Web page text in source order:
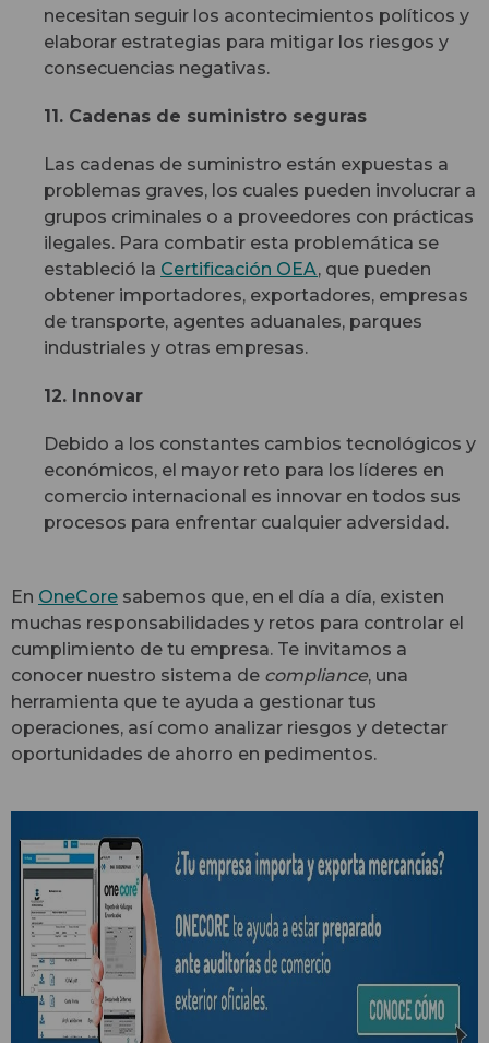
necesitan seguir los acontecimientos políticos y
elaborar estrategias para mitigar los riesgos y
consecuencias negativas.
11. Cadenas de suministro seguras
Las cadenas de suministro están expuestas a
problemas graves, los cuales pueden involucrar a
grupos criminales o a proveedores con prácticas
ilegales. Para combatir esta problemática se
estableció la Certificación OEA, que pueden
obtener importadores, exportadores, empresas
de transporte, agentes aduanales, parques
industriales y otras empresas.
12. Innovar
Debido a los constantes cambios tecnológicos y
económicos, el mayor reto para los líderes en
comercio internacional es innovar en todos sus
procesos para enfrentar cualquier adversidad.
En OneCore sabemos que, en el día a día, existen
muchas responsabilidades y retos para controlar el
cumplimiento de tu empresa. Te invitamos a
conocer nuestro sistema de compliance, una
herramienta que te ayuda a gestionar tus
operaciones, así como analizar riesgos y detectar
oportunidades de ahorro en pedimentos.